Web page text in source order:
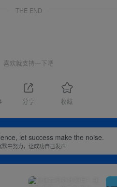
THE END
喜欢就支持一下吧
分享 收藏
let success make the noise.
默中努力，让成功自己发声